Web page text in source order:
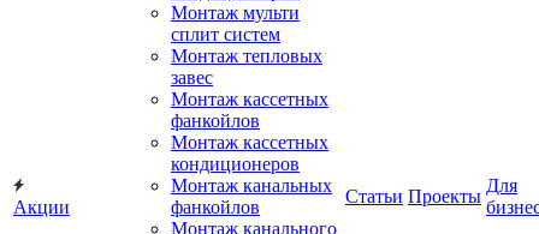
Акции
Монтаж мульти
сплит систем
Монтаж тепловых
завес
Монтаж кассетных
фанкойлов
Монтаж кассетных
кондиционеров
Монтаж канальных
фанкойлов
Монтаж канального
Статьи Проекты
Для